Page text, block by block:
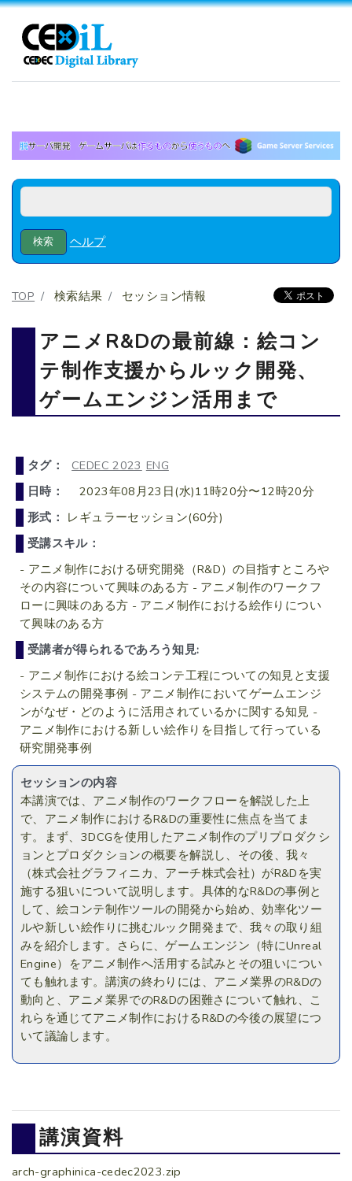
ヘルプ
TOP 検索結果 セッション情報
アニメR&Dの最前線：絵コン
テ制作支援からルック開発、
ゲームエンジン活用まで
タグ： CEDEC 2023 ENG
日時：
2023年08月23日(水)11時20分〜12時20分
形式： レギュラーセッション(60分)
受講スキル：
- アニメ制作における研究開発（R&D）の目指すところや
その内容について興味のある方 - アニメ制作のワークフ
ローに興味のある方 - アニメ制作における絵作りについ
て興味のある方
受講者が得られるであろう知見:
- アニメ制作における絵コンテ工程についての知見と支援
システムの開発事例 - アニメ制作においてゲームエンジ
ンがなぜ・どのように活用されているかに関する知見 -
アニメ制作における新しい絵作りを目指して行っている
研究開発事例
セッションの内容
本講演では、アニメ制作のワークフローを解説した上
で、アニメ制作におけるR&Dの重要性に焦点を当てま
す。まず、3DCGを使用したアニメ制作のプリプロダクシ
ョンとプロダクションの概要を解説し、その後、我々
（株式会社グラフィニカ、アーチ株式会社）がR&Dを実
施する狙いについて説明します。具体的なR&Dの事例と
して、絵コンテ制作ツールの開発から始め、効率化ツー
ルや新しい絵作りに挑むルック開発まで、我々の取り組
みを紹介します。さらに、ゲームエンジン（特にUnreal
Engine）をアニメ制作へ活用する試みとその狙いについ
ても触れます。講演の終わりには、アニメ業界のR&Dの
動向と、アニメ業界でのR&Dの困難さについて触れ、こ
れらを通じてアニメ制作におけるR&Dの今後の展望につ
いて議論します。
講演資料
arch-graphinica-cedec2023.zip